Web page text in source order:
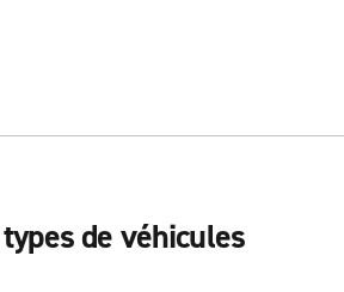
de véhicules